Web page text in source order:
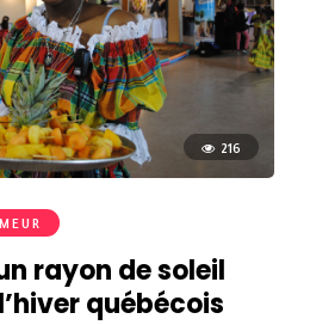
216
rayon de soleil
québécois